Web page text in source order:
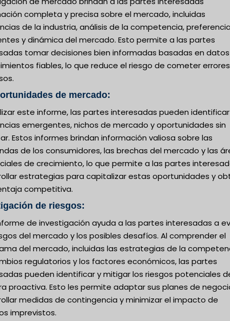
completa y precisa sobre el mercado, incluidas
de la industria, análisis de la competencia,
y dinámica del mercado. Esto permite a las partes
tomar decisiones bien informadas basadas en
fiables, lo que reduce el riesgo de cometer errores
de mercado:
este informe, las partes interesadas pueden identificar
emergentes, nichos de mercado y oportunidades sin
Estos informes brindan información valiosa sobre las
de los consumidores, las brechas del mercado y las
de crecimiento, lo que permite a las partes
estrategias para capitalizar estas oportunidades y
competitiva.
de riesgos:
de investigación ayuda a las partes interesadas a
del mercado y los posibles desafíos. Al comprender el
del mercado, incluidas las estrategias de la
regulatorios y los factores económicos, las partes
pueden identificar y mitigar los riesgos potenciales
proactiva. Esto les permite adaptar sus planes de
medidas de contingencia y minimizar el impacto de
imprevistos.